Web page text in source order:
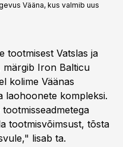
Vääna, kus valmib uus
tootmisest Vatslas ja
märgib Iron Balticu
kolime Väänas
laohoonete kompleksi.
tootmisvõimsust, tõsta
lisab ta.